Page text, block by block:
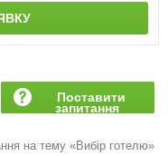
Поставити
запитання
на тему «Вибір готелю»